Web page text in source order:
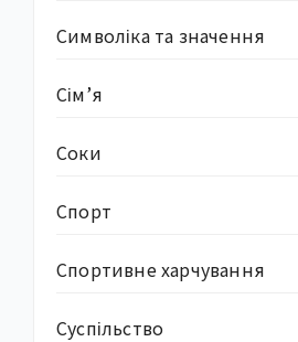
Символіка та значення
Сім’я
Соки
Спорт
Спортивне харчування
Суcпільство